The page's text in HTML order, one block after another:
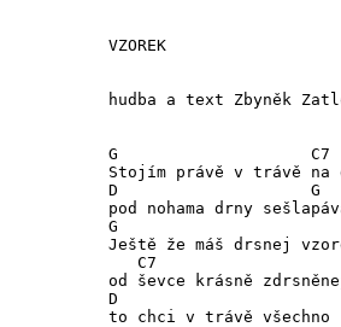
VZOREK
hudba a text Zbyněk
G                    C7
Stojím právě v trávě na
D                    G
pod nohama drny
G
Ještě že máš drsnej
   C7
od ševce krásně
D
to chci v trávě všechno